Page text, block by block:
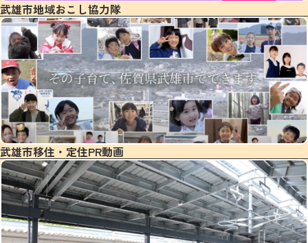
武雄市地域おこし協力隊
武雄市移住・定住PR動画